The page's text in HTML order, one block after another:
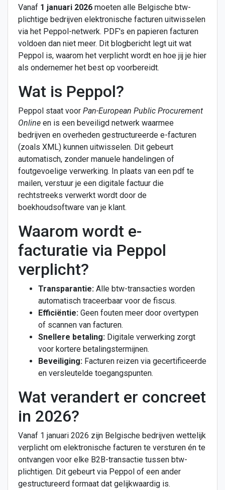
Vanaf 1 januari 2026 moeten alle Belgische btw-
plichtige bedrijven elektronische facturen uitwisselen
via het Peppol-netwerk. PDF's en papieren facturen
voldoen dan niet meer. Dit blogbericht legt uit wat
Peppol is, waarom het verplicht wordt en hoe jij je hier
als ondernemer het best op voorbereidt.
Wat is Peppol?
Peppol staat voor Pan-European Public Procurement
Online en is een beveiligd netwerk waarmee
bedrijven en overheden gestructureerde e-facturen
(zoals XML) kunnen uitwisselen. Dit gebeurt
automatisch, zonder manuele handelingen of
foutgevoelige verwerking. In plaats van een pdf te
mailen, verstuur je een digitale factuur die
rechtstreeks verwerkt wordt door de
boekhoudsoftware van je klant.
Waarom wordt e-
facturatie via Peppol
verplicht?
Transparantie: Alle btw-transacties worden
automatisch traceerbaar voor de fiscus.
Efficiëntie: Geen fouten meer door overtypen
of scannen van facturen.
Snellere betaling: Digitale verwerking zorgt
voor kortere betalingstermijnen.
Beveiliging: Facturen reizen via gecertificeerde
en versleutelde toegangspunten.
Wat verandert er concreet
in 2026?
Vanaf 1 januari 2026 zijn Belgische bedrijven wettelijk
verplicht om elektronische facturen te versturen én te
ontvangen voor elke B2B-transactie tussen btw-
plichtigen. Dit gebeurt via Peppol of een ander
gestructureerd formaat dat gelijkwaardig is.